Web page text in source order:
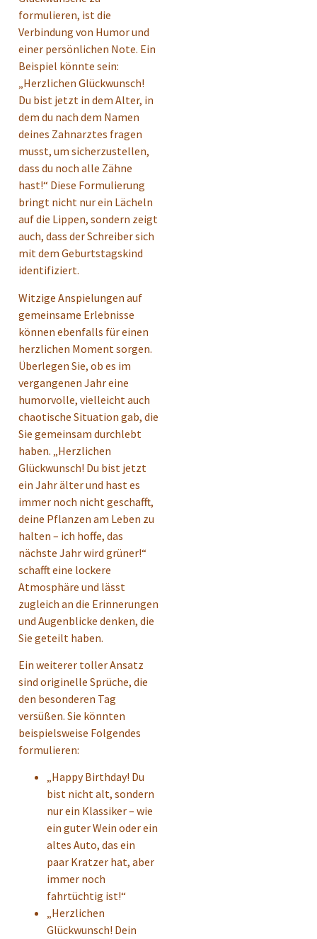
formulieren, ist die
Verbindung von Humor und
einer persönlichen Note. Ein
Beispiel könnte sein:
„Herzlichen Glückwunsch!
Du bist jetzt in dem Alter, in
dem du nach dem Namen
deines Zahnarztes fragen
musst, um sicherzustellen,
dass du noch alle Zähne
hast!“ Diese Formulierung
bringt nicht nur ein Lächeln
auf die Lippen, sondern zeigt
auch, dass der Schreiber sich
mit dem Geburtstagskind
identifiziert.
Witzige Anspielungen auf
gemeinsame Erlebnisse
können ebenfalls für einen
herzlichen Moment sorgen.
Überlegen Sie, ob es im
vergangenen Jahr eine
humorvolle, vielleicht auch
chaotische Situation gab, die
Sie gemeinsam durchlebt
haben. „Herzlichen
Glückwunsch! Du bist jetzt
ein Jahr älter und hast es
immer noch nicht geschafft,
deine Pflanzen am Leben zu
halten – ich hoffe, das
nächste Jahr wird grüner!“
schafft eine lockere
Atmosphäre und lässt
zugleich an die Erinnerungen
und Augenblicke denken, die
Sie geteilt haben.
Ein weiterer toller Ansatz
sind originelle Sprüche, die
den besonderen Tag
versüßen. Sie könnten
beispielsweise Folgendes
formulieren:
„Happy Birthday! Du
bist nicht alt, sondern
nur ein Klassiker – wie
ein guter Wein oder ein
altes Auto, das ein
paar Kratzer hat, aber
immer noch
fahrtüchtig ist!“
„Herzlichen
Glückwunsch! Dein